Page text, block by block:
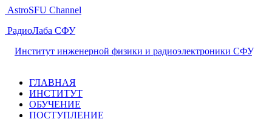
AstroSFU Channel
РадиоЛаба СФУ
Институт инженерной физики и радиоэлектроники СФУ,
ГЛАВНАЯ
ИНСТИТУТ
ОБУЧЕНИЕ
ПОСТУПЛЕНИЕ